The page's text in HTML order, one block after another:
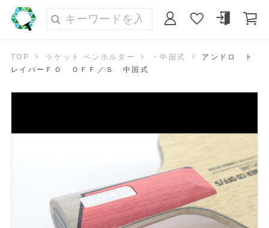
TOP ラケット ペンホルダー ・中国式
アンドロ ト
レイバーＦＯ ＯＦＦ／Ｓ 中国式